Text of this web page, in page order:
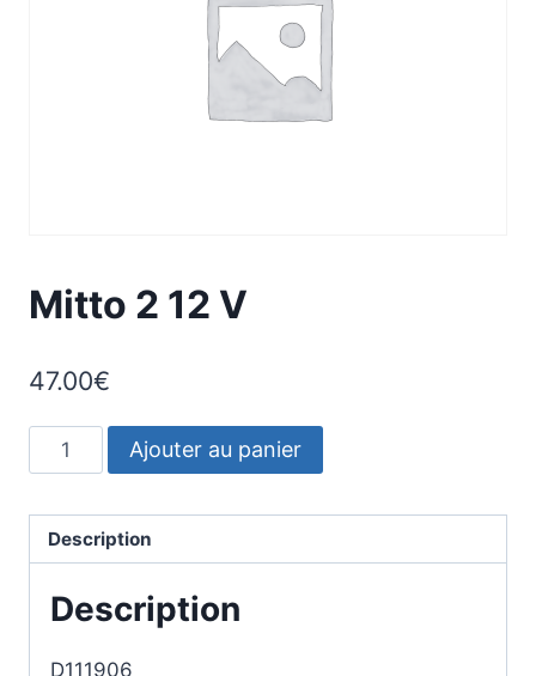
Mitto 2 12 V
47.00€
quantité
de
12
Ajouter au panier
Description
Description
D111906